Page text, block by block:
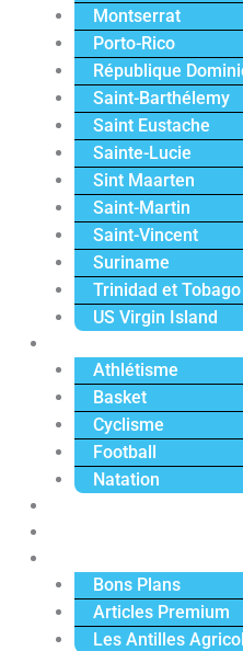
Montserrat
Porto-Rico
République
Saint-Barthélemy
Saint Eustache
Sainte-Lucie
Sint Maarten
Saint-Martin
Saint-Vincent
Suriname
Trinidad et Tobago
US Virgin Island
Athlétisme
Basket
Cyclisme
Football
Natation
Bons Plans
Articles Premium
Les Antilles